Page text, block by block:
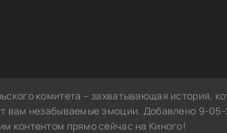
комитета – захватывающая история,
вам незабываемые эмоции. Добавлено 9-05-
контентом прямо сейчас на Киного!